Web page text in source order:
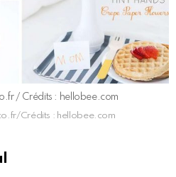
/ Crédits : hellobee.com
Crédits : hellobee.com